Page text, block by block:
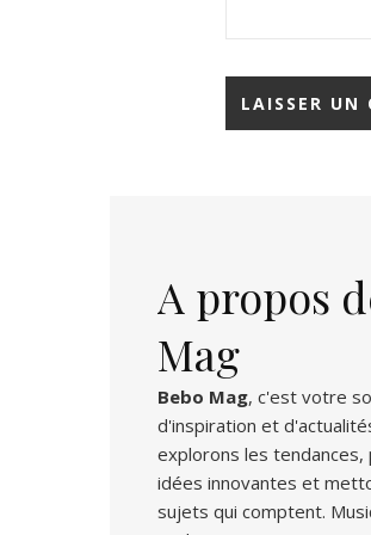
A propos
Mag
Bebo Mag, c'est votre
d'inspiration et
explorons les
idées innovantes et
sujets qui comptent.